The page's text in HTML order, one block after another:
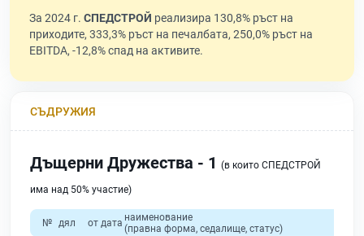
За 2024 г. СПЕДСТРОЙ реализира 130,8% ръст на
приходите, 333,3% ръст на печалбата, 250,0% ръст на
EBITDA, -12,8% спад на активите.
СЪДРУЖИЯ
Дъщерни Дружества - 1 (в които СПЕДСТРОЙ
има над 50% участие)
№ дял от дата наименование
(правна форма, седалище, статус)